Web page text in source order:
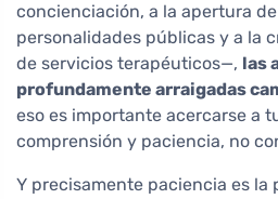
concienciación, a la apertura
personalidades públicas y a la
de servicios terapéuticos—, las
profundamente arraigadas
eso es importante acercarse a
comprensión y paciencia, no
Y precisamente paciencia es la